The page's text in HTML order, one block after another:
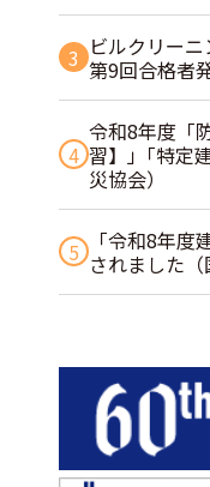
3 ビルクリー
第9回合格者
4
令和8年度「
習】」｢特定
災協会）
5
「令和8年
されました（